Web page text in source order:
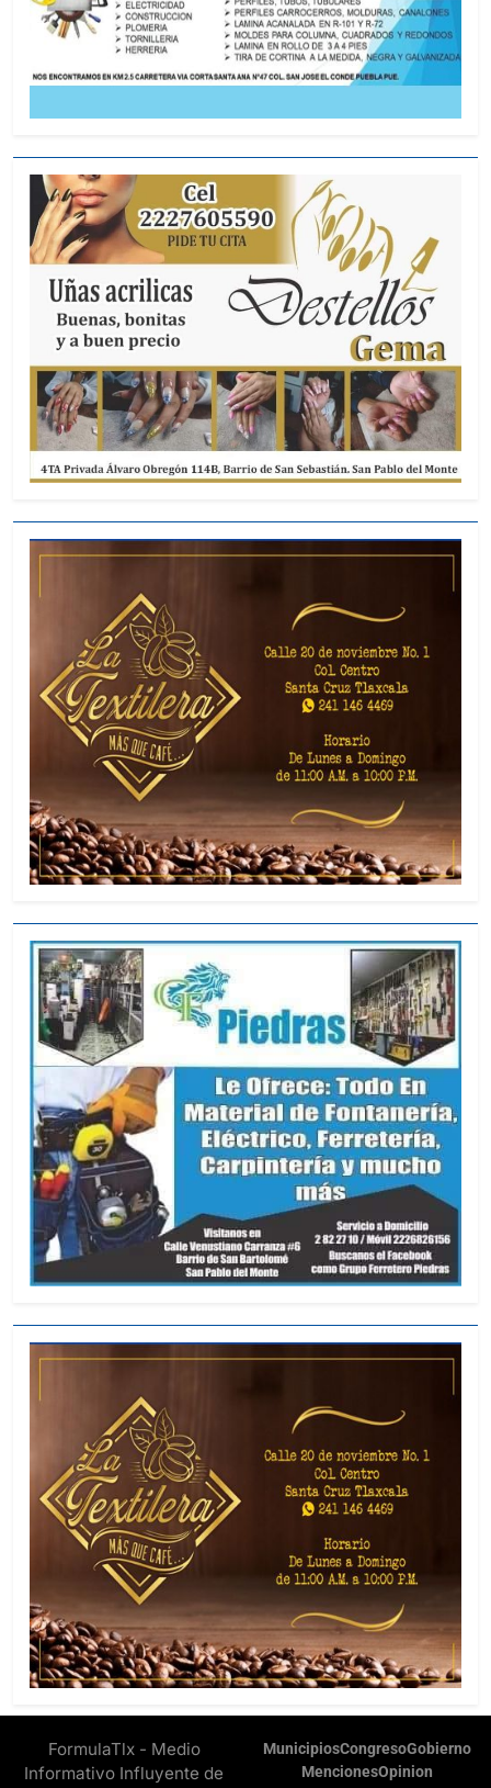
FormulaTlx - Medio
Informativo Influyente de
MunicipiosCongresoGobierno
MencionesOpinion